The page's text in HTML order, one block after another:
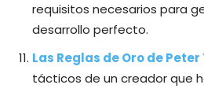
requisitos necesarios para
desarrollo perfecto.
Las Reglas de Oro de Peter
tácticos de un creador que